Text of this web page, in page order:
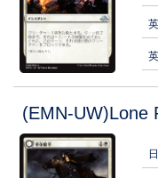
(EMN-UW)Lone